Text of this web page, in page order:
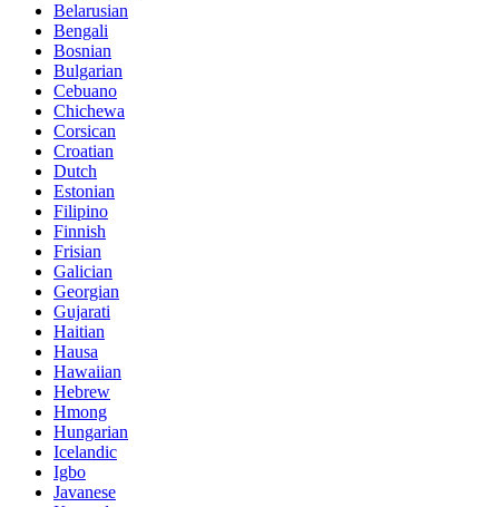
Belarusian
Bengali
Bosnian
Bulgarian
Cebuano
Chichewa
Corsican
Croatian
Dutch
Estonian
Filipino
Finnish
Frisian
Galician
Georgian
Gujarati
Haitian
Hausa
Hawaiian
Hebrew
Hmong
Hungarian
Icelandic
Igbo
Javanese